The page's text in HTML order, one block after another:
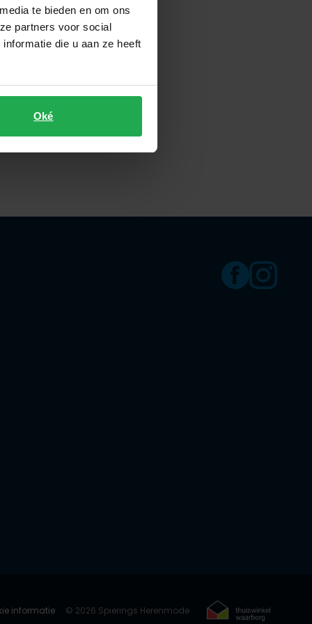
te bieden en om ons
partners voor social
die u aan ze heeft
Oké
informatie © 2026 Spierings Herenmode